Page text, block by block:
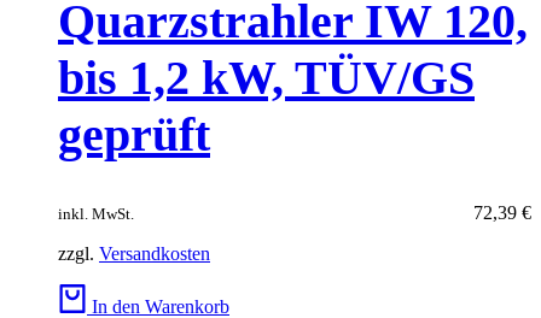
Quarzstrahler IW 120,
bis 1,2 kW, TÜV/GS
geprüft
72,39 €
inkl. MwSt.
zzgl. Versandkosten
In den Warenkorb